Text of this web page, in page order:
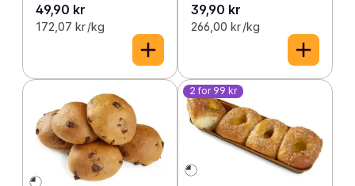
49,90 kr
172,07 kr /kg
39,90 kr
266,00 kr /kg
2 for 99 kr